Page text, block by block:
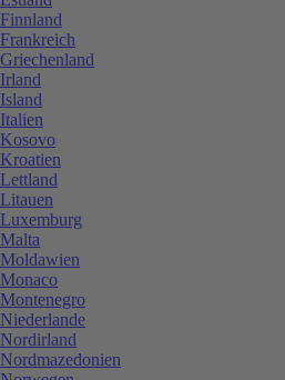
Finnland
Frankreich
Griechenland
Irland
Island
Italien
Kosovo
Kroatien
Lettland
Litauen
Luxemburg
Malta
Moldawien
Monaco
Montenegro
Niederlande
Nordirland
Nordmazedonien